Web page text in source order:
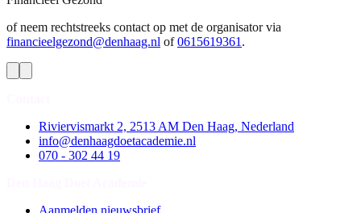
of neem rechtstreeks contact op met de organisator via
financieelgezond@denhaag.nl of 0615619361 .
Riviervismarkt 2, 2513 AM Den Haag, Nederland
info@denhaagdoetacademie.nl
070 - 302 44 19
Aanmelden nieuwsbrief